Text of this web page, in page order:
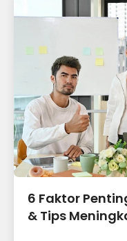
6 Faktor
& Tips